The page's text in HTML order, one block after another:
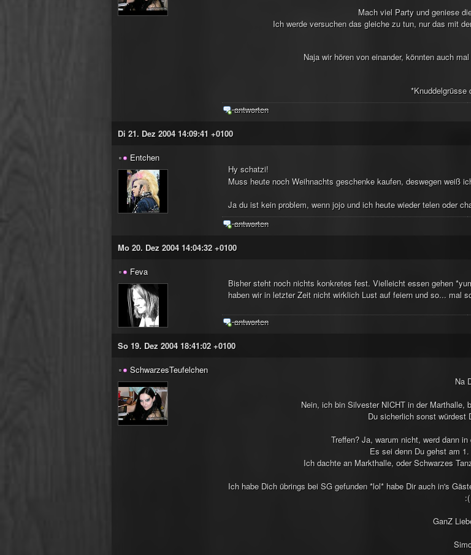
Mach viel Party und geniese
Ich werde versuchen das gleiche zu tun, nur das mit
Naja wir hören von einander, könnten auch
*Knuddelgrüsse
antworten
Di 21. Dez 2004 14:09:41 +0100
Entchen
Hy schatzi!
Muss heute noch Weihnachts geschenke kaufen, deswegen weiß
Ja du ist kein problem, wenn jojo und ich heute wieder telen oder
antworten
Mo 20. Dez 2004 14:04:32 +0100
Feva
Bisher steht noch nichts konkretes fest. Vielleicht essen gehen
haben wir in letzter Zeit nicht wirklich Lust auf feiern und so... mal
antworten
So 19. Dez 2004 18:41:02 +0100
SchwarzesTeufelchen
Na
Nein, ich bin Silvester NICHT in der Marthalle,
Du sicherlich sonst würdest
Treffen? Ja, warum nicht, werd dann
Es sei denn Du gehst am
Ich dachte an Markthalle, oder Schwarzes
Ich habe Dich übrings bei SG gefunden *lol* habe Dir auch in's
:(
GanZ